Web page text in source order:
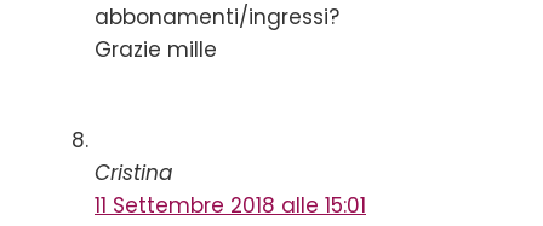
abbonamenti/ingressi?
Grazie mille
Cristina
11 Settembre 2018 alle 15:01